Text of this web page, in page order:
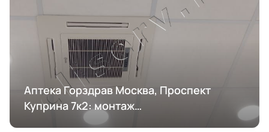
Аптека Горздрав Москва, Проспект
Куприна 7к2: монтаж
кондиционирования